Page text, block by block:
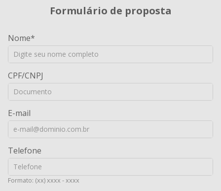
Formulário de proposta
Nome
CPF/CNPJ
E-mail
Telefone
Formato: (xx) xxxx - xxxx